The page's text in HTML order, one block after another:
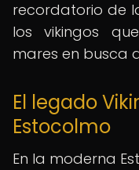
recordatorio de
los vikingos
mares en busca
El legado
Estocolmo
En la moderna